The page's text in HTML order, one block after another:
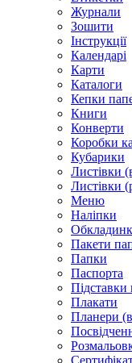
Журнали
Зошити
Інструкції
Календарі
Карти
Каталоги
Кепки
Книги
Конверти
Коробки
Кубарики
Листівки
Листівки
Меню
Наліпки
Пакети
Папки
Паспорта
Підставки
Плакати
Планери